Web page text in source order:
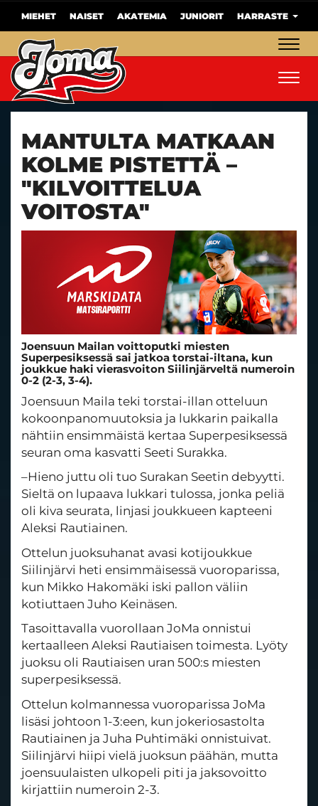
MIEHET NAISET AKATEMIA JUNIORIT HARRASTE
MANTULTA MATKAAN
KOLME PISTETTÄ –
"KILVOITTELUA
VOITOSTA"
Joensuun Mailan voittoputki miesten
Superpesiksessä sai jatkoa torstai-iltana, kun
joukkue haki vierasvoiton Siilinjärveltä numeroin
0-2 (2-3, 3-4).
Joensuun Maila teki torstai-illan otteluun
kokoonpanomuutoksia ja lukkarin paikalla
nähtiin ensimmäistä kertaa Superpesiksessä
seuran oma kasvatti Seeti Surakka.
–Hieno juttu oli tuo Surakan Seetin debyytti.
Sieltä on lupaava lukkari tulossa, jonka peliä
oli kiva seurata, linjasi joukkueen kapteeni
Aleksi Rautiainen.
Ottelun juoksuhanat avasi kotijoukkue
Siilinjärvi heti ensimmäisessä vuoroparissa,
kun Mikko Hakomäki iski pallon väliin
kotiuttaen Juho Keinäsen.
Tasoittavalla vuorollaan JoMa onnistui
kertaalleen Aleksi Rautiaisen toimesta. Lyöty
juoksu oli Rautiaisen uran 500:s miesten
superpesiksessä.
Ottelun kolmannessa vuoroparissa JoMa
lisäsi johtoon 1-3:een, kun jokeriosastolta
Rautiainen ja Juha Puhtimäki onnistuivat.
Siilinjärvi hiipi vielä juoksun päähän, mutta
joensuulaisten ulkopeli piti ja jaksovoitto
kirjattiin numeroin 2-3.